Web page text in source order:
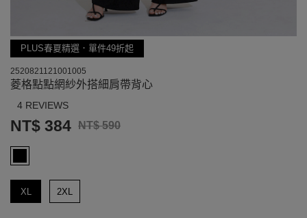
PLUS春夏精選．單件49折起
2520821121001005
菱格點點網紗外搭細肩帶背心
4 REVIEWS
NT$ 384 NT$ 590
XL 2XL